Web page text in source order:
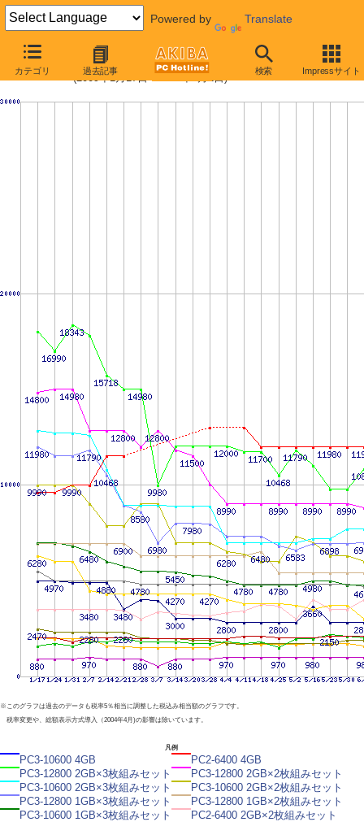
Powered by Translate
カテゴリ 過去記事 検索 Impressサイト
メモリ主要製品の最安値推移
(2009年1月17日〜2009年8月1日)
※このグラフは過去のデータも税率5％相当に調整した税込み相当額のグラフです。
税率変更や、総額表示方式導入（2004年4月)の影響は除いています。
凡例
PC3-10600 4GB
PC2-6400 4GB
PC3-12800 2GB×3枚組みセット
PC3-12800 2GB×2枚組みセット
PC3-10600 2GB×3枚組みセット
PC3-10600 2GB×2枚組みセット
PC3-12800 1GB×3枚組みセット
PC3-12800 1GB×2枚組みセット
PC3-10600 1GB×3枚組みセット
PC2-6400 2GB×2枚組みセット